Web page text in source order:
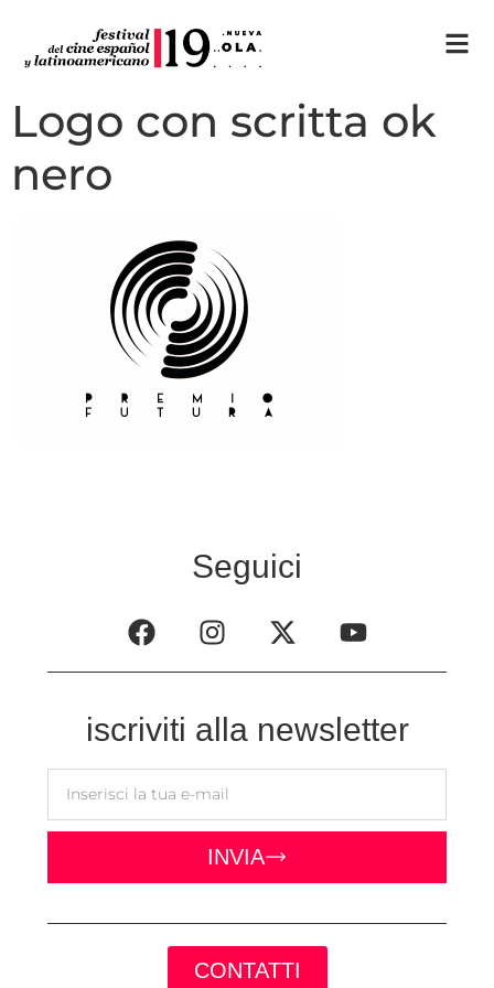
Logo con scritta ok
nero
Seguici
iscriviti alla newsletter
INVIA
CONTATTI